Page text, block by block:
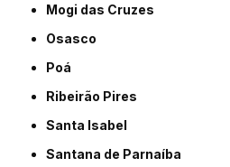
Mogi das Cruzes
Osasco
Poá
Ribeirão Pires
Santa Isabel
Santana de Parnaíba